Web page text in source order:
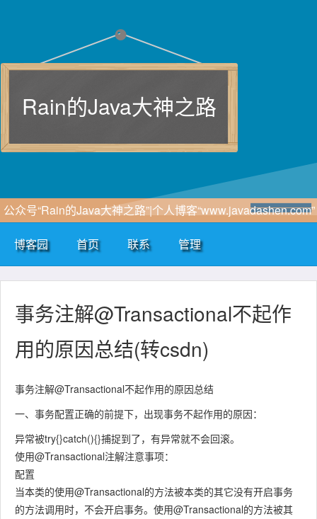
Rain的Java大神之路
公众号“Rain的Java大神之路”|个人博客“www.javadashen.com”
博客园 首页 联系 管理
事务注解@Transactional不起作
用的原因总结(转csdn)
事务注解@Transactional不起作用的原因总结
一、事务配置正确的前提下，出现事务不起作用的原因：
异常被try{}catch(){}捕捉到了，有异常就不会回滚。
使用@Transactional注解注意事项：
配置​
当本类的使用@Transactional的方法被本类的其它没有开启事务
的方法调用时，不会开启事务。使用@Transactional的方法被其